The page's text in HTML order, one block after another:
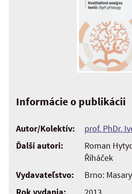
Informácie o publikácii
Autor/Kolektív:
prof. PhDr.
Ďalší autori:
Roman
Řiháček
Vydavateľstvo:
Brno: